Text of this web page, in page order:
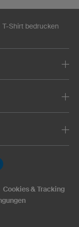
T-Shirt bedrucken
Cookies & Tracking